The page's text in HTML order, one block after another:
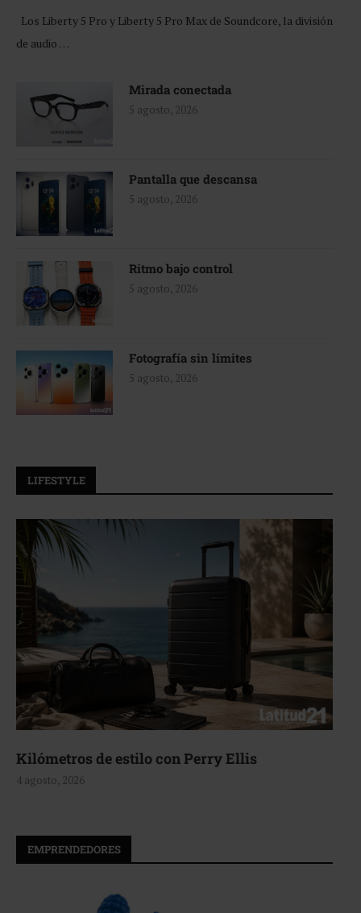
Los Liberty 5 Pro y Liberty 5 Pro Max de Soundcore, la división
de audio …
Mirada conectada
5 agosto, 2026
Pantalla que descansa
5 agosto, 2026
Ritmo bajo control
5 agosto, 2026
Fotografía sin límites
5 agosto, 2026
LIFESTYLE
Kilómetros de estilo con Perry Ellis
4 agosto, 2026
EMPRENDEDORES